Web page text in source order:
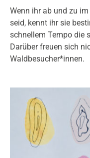
Wenn ihr ab und zu
seid, kennt ihr sie
schnellem Tempo die
Darüber freuen sich
Waldbesucher*innen.